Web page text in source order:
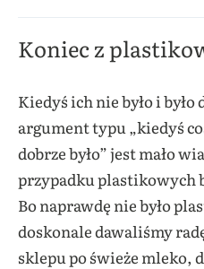
Koniec z
Kiedyś ich nie było i
argument typu „kiedyś
dobrze było” jest mało
przypadku plastikowych
Bo naprawdę nie było
doskonale dawaliśmy
sklepu po świeże mleko,